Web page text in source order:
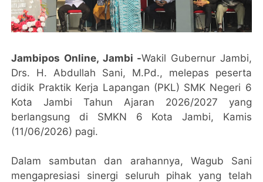
Jambipos Online, Jambi -Wakil Gubernur Jambi,
Drs. H. Abdullah Sani, M.Pd., melepas peserta
didik Praktik Kerja Lapangan (PKL) SMK Negeri 6
Kota Jambi Tahun Ajaran 2026/2027 yang
berlangsung di SMKN 6 Kota Jambi, Kamis
(11/06/2026) pagi.
Dalam sambutan dan arahannya, Wagub Sani
mengapresiasi sinergi seluruh pihak yang telah